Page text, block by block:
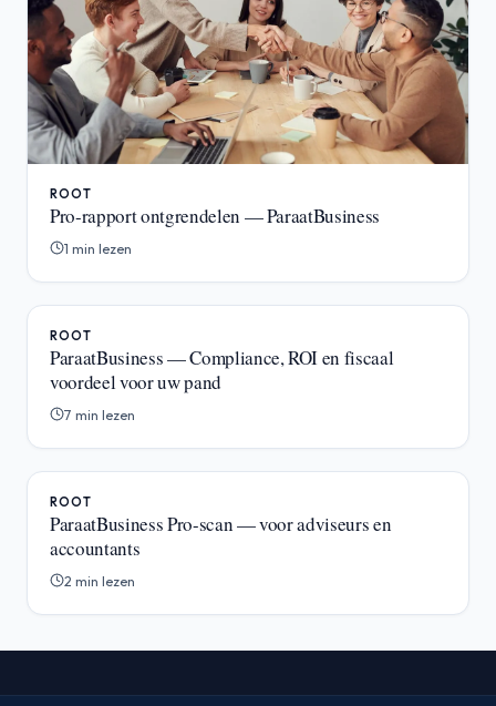
ROOT
Pro-rapport ontgrendelen — ParaatBusiness
1 min lezen
ROOT
ParaatBusiness — Compliance, ROI en fiscaal
voordeel voor uw pand
7 min lezen
ROOT
ParaatBusiness Pro-scan — voor adviseurs en
accountants
2 min lezen